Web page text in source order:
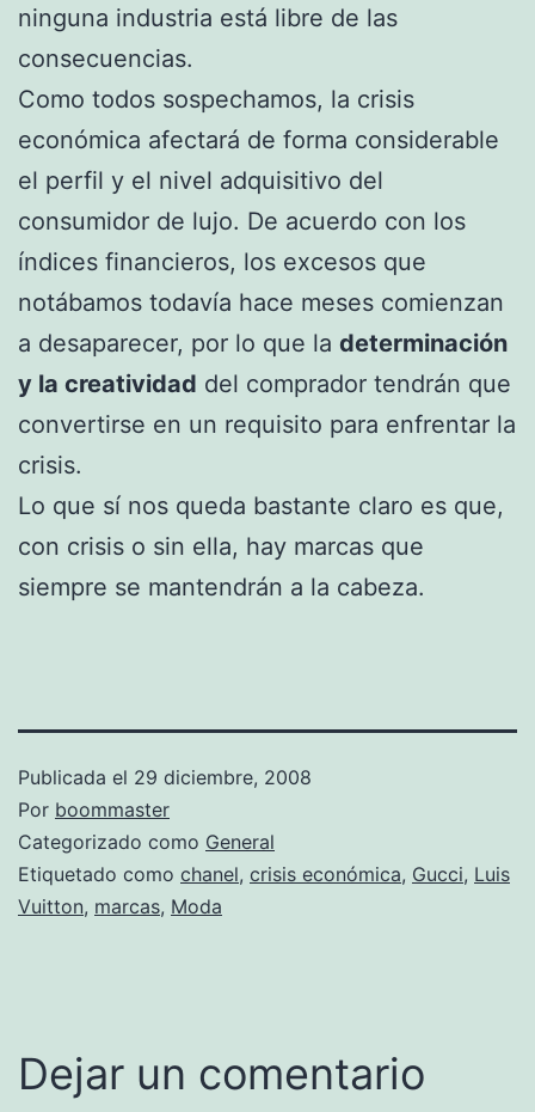
ninguna industria está libre de las
consecuencias.
Como todos sospechamos, la crisis
económica afectará de forma considerable
el perfil y el nivel adquisitivo del
consumidor de lujo. De acuerdo con los
índices financieros, los excesos que
notábamos todavía hace meses comienzan
a desaparecer, por lo que la determinación
y la creatividad del comprador tendrán que
convertirse en un requisito para enfrentar la
crisis.
Lo que sí nos queda bastante claro es que,
con crisis o sin ella, hay marcas que
siempre se mantendrán a la cabeza.
Publicada el 29 diciembre, 2008
Por boommaster
Categorizado como General
Etiquetado como chanel, crisis económica, Gucci, Luis
Vuitton, marcas, Moda
Dejar un comentario